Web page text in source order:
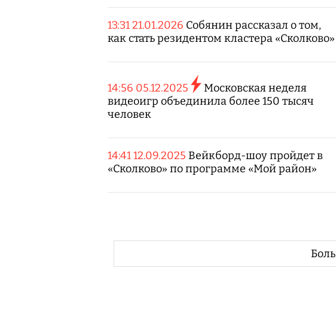
13:31 21.01.2026 Собянин рассказал о том,
как стать резидентом кластера «Сколково»
14:56 05.12.2025
Московская неделя
видеоигр объединила более 150 тысяч
человек
14:41 12.09.2025 Вейкборд-шоу пройдет в
«Сколково» по программе «Мой район»